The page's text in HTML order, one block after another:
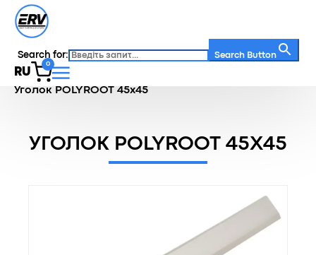
Search for: Search Button
RU
0
Главная / Каталог
Уголок POLYROOT 45х45
УГОЛОК POLYROOT 45Х45